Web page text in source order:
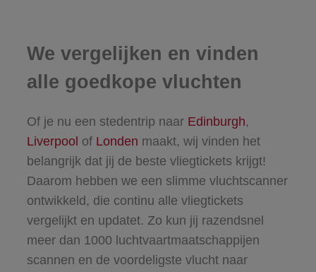
We vergelijken en vinden
alle goedkope vluchten
Of je nu een stedentrip naar Edinburgh,
Liverpool of Londen maakt, wij vinden het
belangrijk dat jij de beste vliegtickets krijgt!
Daarom hebben we een slimme vluchtscanner
ontwikkeld, die continu alle vliegtickets
vergelijkt en updatet. Zo kun jij razendsnel
meer dan 1000 luchtvaartmaatschappijen
scannen en de voordeligste vlucht naar